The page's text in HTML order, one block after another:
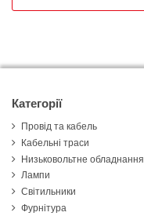
Категорії
Провід та кабель
Кабельні траси
Низьковольтне обладнання
Лампи
Світильники
Фурнітура